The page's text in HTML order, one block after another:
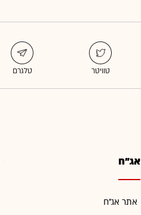
אג"ח
אתר אג"ח